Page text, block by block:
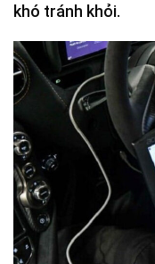
khó tránh khỏi.